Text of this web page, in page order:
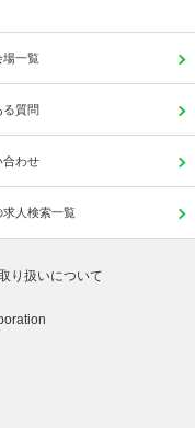
場一覧
る質問
合わせ
求人検索一覧
り扱いについて